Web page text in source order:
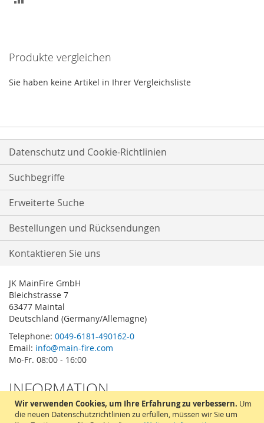
Wir verwenden Cookies, um Ihre Erfahrung zu verbessern. Um
die neuen Datenschutzrichtlinien zu erfüllen, müssen wir Sie um
Produkte vergleichen
Sie haben keine Artikel in Ihrer Vergleichsliste
Datenschutz und Cookie-Richtlinien
Suchbegriffe
Erweiterte Suche
Bestellungen und Rücksendungen
Kontaktieren Sie uns
JK MainFire GmbH
Bleichstrasse 7
63477 Maintal
Deutschland (Germany/Allemagne)
Telephone: 0049-6181-490162-0
Email: info@main-fire.com
Mo-Fr. 08:00 - 16:00
INFORMATION
Impressum
Datenschutzerklärung